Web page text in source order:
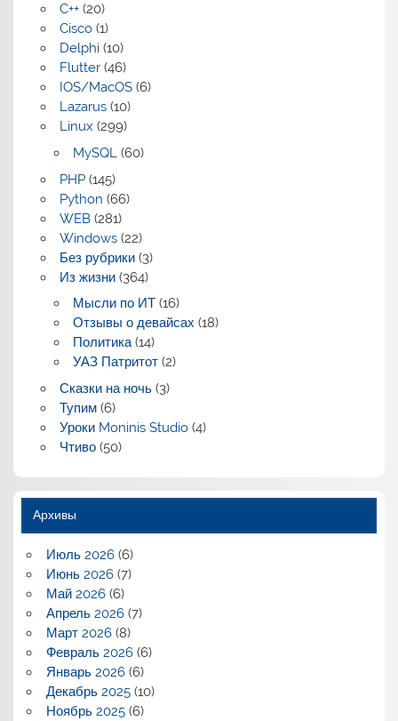
C++(20)
Cisco(1)
Delphi(10)
Flutter(46)
IOS/MacOS(6)
Lazarus(10)
Linux (299)
MySQL(60)
PHP(145)
Python (66)
WEB(281)
Windows(22)
Без рубрики(3)
Из жизни(364)
Мысли по ИТ(16)
Отзывы о девайсах (18)
Политика(14)
УАЗ Патритот(2)
Сказки на ночь(3)
Тупим(6)
Уроки Moninis Studio(4)
Чтиво(50)
Архивы
Июль 2026(6)
Июнь 2026(7)
Май 2026(6)
Апрель 2026(7)
Март 2026(8)
Февраль 2026(6)
Январь 2026(6)
Декабрь 2025(10)
Ноябрь 2025(6)